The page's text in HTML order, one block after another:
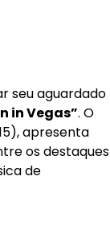
seu aguardado
in Vegas”. O
apresenta
os destaques
de